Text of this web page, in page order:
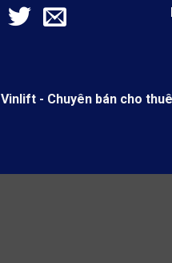
Vinlift - Chuyên bán cho